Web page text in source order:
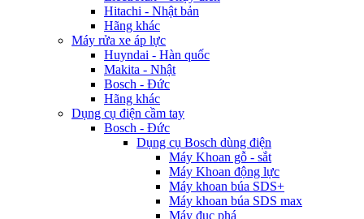
Hitachi - Nhật bản
Hãng khác
Máy rửa xe áp lực
Huyndai - Hàn quốc
Makita - Nhật
Bosch - Đức
Hãng khác
Dụng cụ điện cầm tay
Bosch - Đức
Dụng cụ Bosch dùng điện
Máy Khoan gỗ - sắt
Máy Khoan động lực
Máy khoan búa SDS+
Máy khoan búa SDS max
Máy đục phá